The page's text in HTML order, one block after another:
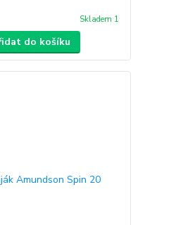
Skladem 1
do košíku